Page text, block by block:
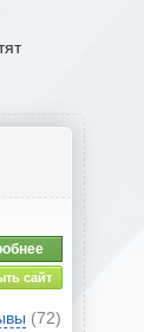
сайт
(72)